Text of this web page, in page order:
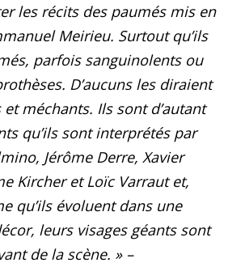
les récits des paumés mis en
Meirieu. Surtout qu’ils
parfois sanguinolents ou
D’aucuns les diraient
méchants. Ils sont d’autant
qu’ils sont interprétés par
, Jérôme Derre, Xavier
KircheretLoïc Varrautet,
qu’ils évoluent dans une
leurs visages géants sont
de la scène. » –